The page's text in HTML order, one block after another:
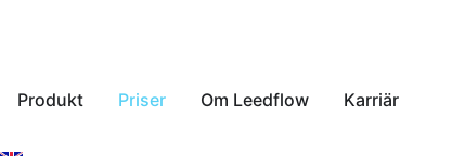
Produkt Priser Om Leedflow Karriär